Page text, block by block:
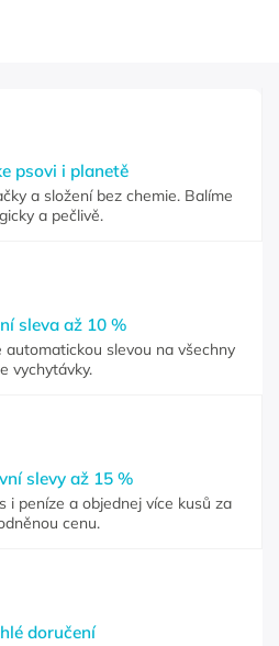
psovi i planetě
a složení bez chemie. Balíme
a pečlivě.
sleva až 10 %
slevou na všechny
vychytávky.
slevy až 15 %
i peníze a objednej více kusů za
cenu.
doručení